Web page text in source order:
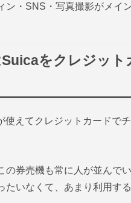
・SNS・写真撮影がメイ
をクレジット
えてクレジットカードで
券売機も常に人が並んで
いなくて、あまり利用す